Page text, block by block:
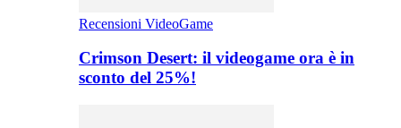
Recensioni VideoGame
Crimson Desert: il videogame ora è in
sconto del 25%!